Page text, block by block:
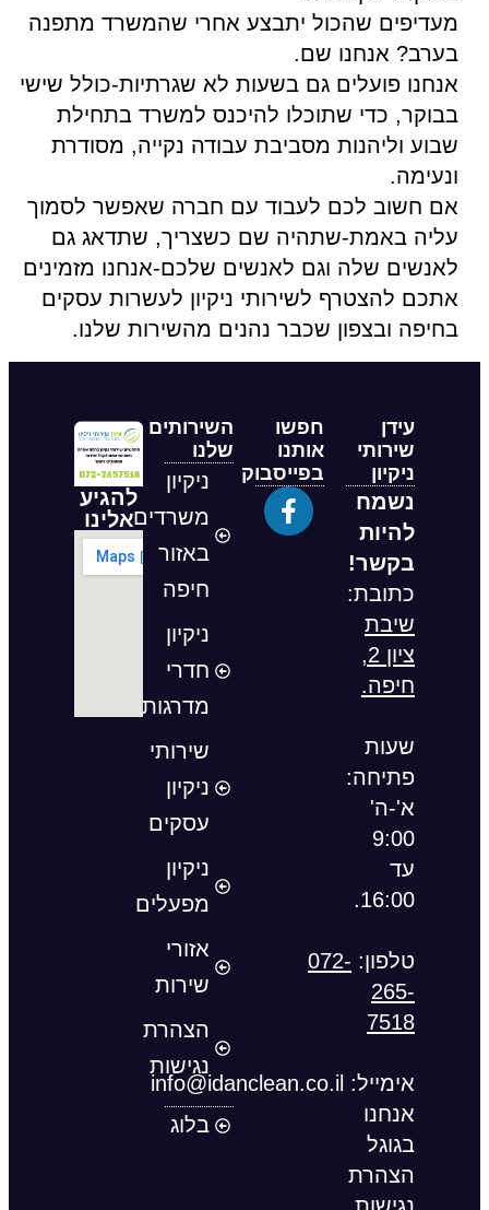
מעדיפים שהכול יתבצע אחרי שהמשרד מתפנה
בערב? אנחנו שם.
אנחנו פועלים גם בשעות לא שגרתיות-כולל שישי
בבוקר, כדי שתוכלו להיכנס למשרד בתחילת
שבוע וליהנות מסביבת עבודה נקייה, מסודרת
ונעימה.
אם חשוב לכם לעבוד עם חברה שאפשר לסמוך
עליה באמת-שתהיה שם כשצריך, שתדאג גם
לאנשים שלה וגם לאנשים שלכם-אנחנו מזמינים
אתכם להצטרף לשירותי ניקיון לעשרות עסקים
בחיפה ובצפון שכבר נהנים מהשירות שלנו.
עידן
שירותי
ניקיון
נשמח
להיות
בקשר!
כתובת:
שיבת
ציון 2,
חיפה.
שעות
פתיחה:
א'-ה'
9:00
עד
16:00.
טלפון: 072-
265-
7518
אימייל:
info@idanclean.co.il
אנחנו
בגוגל
הצהרת
חפשו
אותנו
בפייסבוק
השירותים
שלנו
ניקיון
משרדים
באזור
חיפה
ניקיון
חדרי
מדרגות
שירותי
ניקיון
עסקים
ניקיון
מפעלים
אזורי
שירות
הצהרת
נגישות
בלוג
להגיע
אלינו